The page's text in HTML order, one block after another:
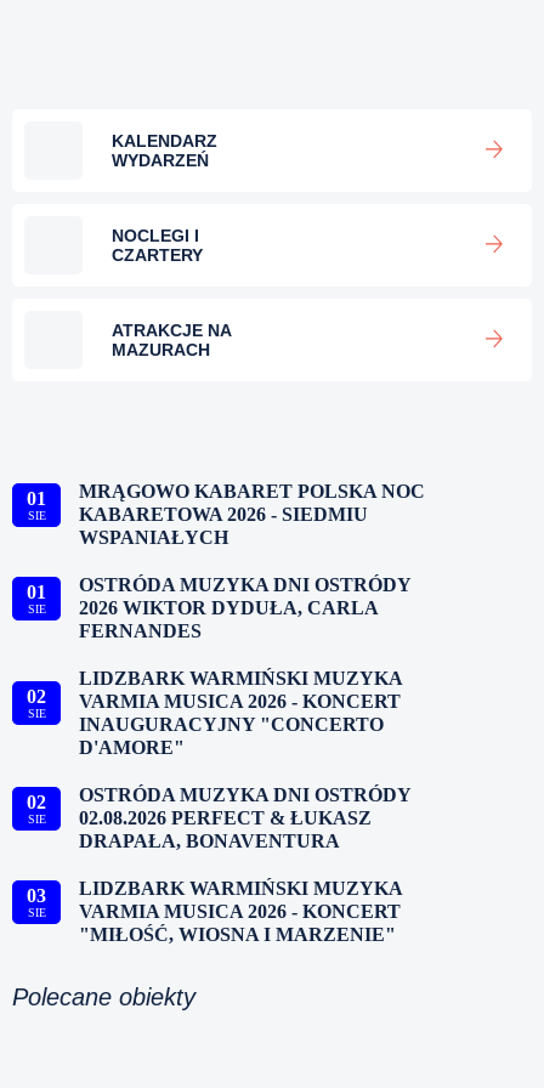
KALENDARZ
WYDARZEŃ
NOCLEGI I
CZARTERY
ATRAKCJE NA
MAZURACH
01
SIE
MRĄGOWO KABARET POLSKA NOC
KABARETOWA 2026 - SIEDMIU
WSPANIAŁYCH
01
SIE
OSTRÓDA MUZYKA DNI OSTRÓDY
2026 WIKTOR DYDUŁA, CARLA
FERNANDES
02
SIE
LIDZBARK WARMIŃSKI MUZYKA
VARMIA MUSICA 2026 - KONCERT
INAUGURACYJNY "CONCERTO
D'AMORE"
02
SIE
OSTRÓDA MUZYKA DNI OSTRÓDY
02.08.2026 PERFECT & ŁUKASZ
DRAPAŁA, BONAVENTURA
03
SIE
LIDZBARK WARMIŃSKI MUZYKA
VARMIA MUSICA 2026 - KONCERT
"MIŁOŚĆ, WIOSNA I MARZENIE"
Polecane obiekty